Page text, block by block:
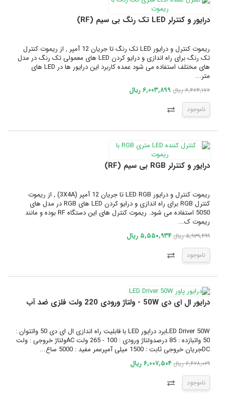
درایور و کنترلر LED تک رنگ بی سیم (RF)
ریموت کنترل و درایور LED تک رنگ تا جریان 12 آمپر , از ریموت کنترل
تک رنگ برای راه اندازی و درایو کردن LED های معمولی تک رنگ در مدل
های مختلف استفاده می شود عمده کاربرد این درایور ها در LED های
متر...
۶,۴۲۴,۱۷۲ ریال ۶,۰۰۳,۸۹۹ ریال
ناموجود
درایور و کنترلر RGB بی سیم (RF)
ریموت کنترل و درایور LED RGB تا جریان 12 آمپر (3X4A) , از ریموت
کنترل RGB برای راه اندازی و درایو کردن LED های RGB در مدل های
5050 استفاده می شود. ریموت کنترل های این دستگاه RF بوده و مانند
ریموت ک...
۵,۹۳۹,۴۹۹ ریال ۵,۵۵۰,۹۳۴ ریال
ناموجود
درایور ال ای دی 50W - ولتاژ ورودی 220 ولت فلزی ضد آب
LED Driver 50Wبرد درایور LED با قابلیت راه اندازی ال ای دی 50 واتتوان :
50 واتبازده : 85 درصدولتاژ ورودی : 100 - 265 ولت ACولتاژ خروجی : ولت
DCجریان خروجی ثابت : 1500 میلی آمپرعمر مفید : 5000 ساع...
۶,۴۲۸,۰۲۹ ریال ۶,۰۰۷,۵۰۴ ریال
ناموجود